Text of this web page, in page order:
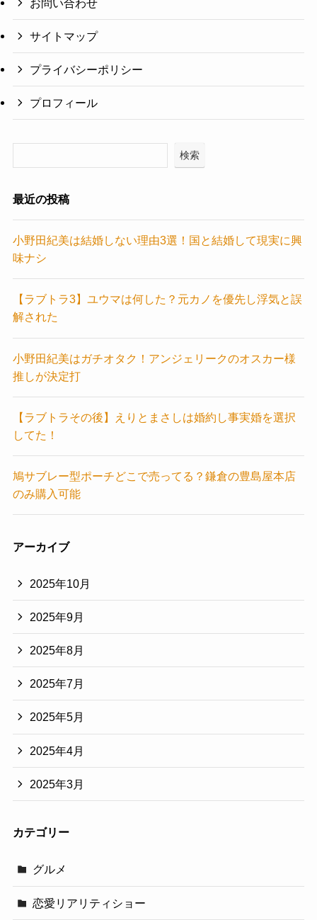
お問い合わせ
サイトマップ
プライバシーポリシー
プロフィール
検索
最近の投稿
小野田紀美は結婚しない理由3選！国と結婚して現実に興
味ナシ
【ラブトラ3】ユウマは何した？元カノを優先し浮気と誤
解された
小野田紀美はガチオタク！アンジェリークのオスカー様
推しが決定打
【ラブトラその後】えりとまさしは婚約し事実婚を選択
してた！
鳩サブレー型ポーチどこで売ってる？鎌倉の豊島屋本店
のみ購入可能
アーカイブ
2025年10月
2025年9月
2025年8月
2025年7月
2025年5月
2025年4月
2025年3月
カテゴリー
グルメ
恋愛リアリティショー